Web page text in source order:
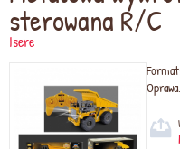
sterowana R/C
Isere
Oprawa: